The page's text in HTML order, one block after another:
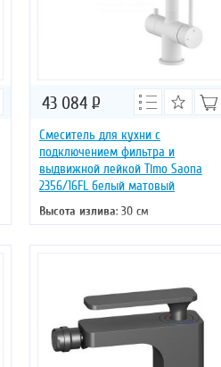
Смеситель для кухни с
подключением фильтра и
выдвижной лейкой Timo Saona
2356/16FL белый матовый
Высота излива: 30 см
Длина излива: 22 см
Монтаж: на раковину
Цвет смесителя: белый
43 084 Р